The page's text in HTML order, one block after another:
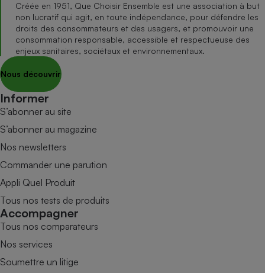
Créée en 1951, Que Choisir Ensemble est une association à but
non lucratif qui agit, en toute indépendance, pour défendre les
droits des consommateurs et des usagers, et promouvoir une
consommation responsable, accessible et respectueuse des
enjeux sanitaires, sociétaux et environnementaux.
Nous découvrir
Informer
S’abonner au site
S’abonner au magazine
Nos newsletters
Commander une parution
Appli Quel Produit
Tous nos tests de produits
Accompagner
Tous nos comparateurs
Nos services
Soumettre un litige